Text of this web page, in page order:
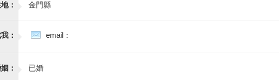
： 金門縣
： email：
： 已婚